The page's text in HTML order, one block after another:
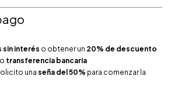
sin interés o obtener un 20% de descuento
o transferencia bancaria
una seña del 50% para comenzar la